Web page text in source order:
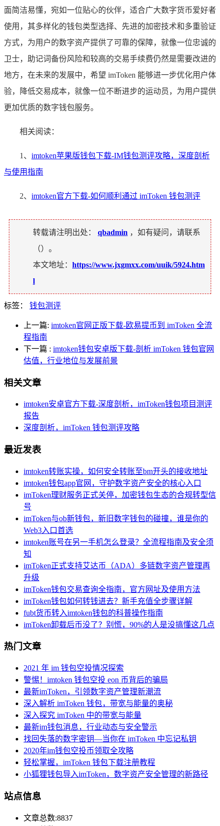
面简洁易懂，宛如一位贴心的伙伴，适合广大数字货币爱好者
使用，其多样化的钱包类型选择、先进的加密技术和多重验证
方式，为用户的数字资产提供了可靠的保障，就像一位忠诚的
卫士，助记词备份风险和较高的交易手续费仍然是需要改进的
地方，在未来的发展中，希望 imToken 能够进一步优化用户体
验，降低交易成本，就像一位不断进步的运动员，为用户提供
更加优质的数字钱包服务。
相关阅读：
1、 imtoken苹果版钱包下载-IM钱包测评攻略，深度剖析
与使用指南
2、 imtoken官方下载-如何顺利通过 imToken 钱包测评
转载请注明出处： qbadmin ，如有疑问，请联系
（）。
本文地址： https://www.jxgmxx.com/uuik/5924.htm
l
标签： 钱包测评
上一篇: imtoken官网正版下载-欧易提币到 imToken 全流
程指南
下一篇 : imtoken钱包安卓版下载-剖析 imToken 钱包官网
估值，行业地位与发展前景
相关文章
imtoken安卓官方下载-深度剖析，imToken钱包项目测评
报告
深度剖析，imToken 钱包测评攻略
最近发表
imtoken转账实操，如何安全转账至bm开头的接收地址
imtoken钱包app官网，守护数字资产安全的核心入口
imToken理财服务正式关停，加密钱包生态的合规转型信
号
imToken与ob新钱包，新旧数字钱包的碰撞，谁是你的
Web3入口首选
imtoken账号在另一手机怎么登录？全流程指南及安全须
知
imToken正式支持艾达币（ADA）多链数字资产管理再
升级
imToken钱包交易查询全指南，官方网址及使用方法
imToken钱包如何转钱进去？新手充值全步骤详解
fubt货币转入imtoken钱包的科普操作指南
imToken卸载后币没了？别慌，90%的人是没搞懂这几点
热门文章
2021 年 im 钱包空投情况探索
警惕！imtoken 钱包空投 eon 币背后的骗局
最新imToken，引领数字资产管理新潮流
深入解析 imToken 钱包，带宽与能量的奥秘
深入探究 imToken 中的带宽与能量
最新im钱包消息，行业动态与安全警示
找回失落的数字密钥—当你在 imToken 中忘记私钥
2020年im钱包空投币领取全攻略
轻松掌握，imToken 钱包下载注册教程
小狐狸钱包导入imToken，数字资产安全管理的新路径
站点信息
文章总数:8837